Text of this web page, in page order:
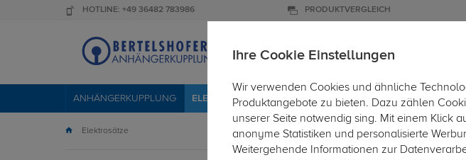
HOTLINE: +49 36482 783986 PRODUKTVERGLEICH
ANHÄNGERKUPPLUNG ELEKTROSÄTZE DACHTRÄGER DACHBOXEN
Elektrosätze
Ihre Cookie Einstellungen
Wir verwenden Cookies und ähnliche
Produktangebote zu bieten. Dazu zählen
unserer Seite notwendig sing. Mit einem Klick
anonyme Statistiken und personalisierte
Weitergehende Informationen zur